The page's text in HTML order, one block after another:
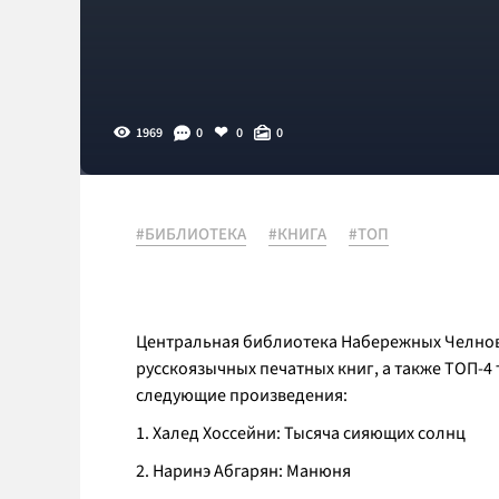
1969 0 0 0
#БИБЛИОТЕКА #КНИГА #ТОП
Центральная библиотека Набережных
русскоязычных печатных книг, а также ТОП-
следующие произведения:
1. Халед Хоссейни: Тысяча сияющих солнц
2. Наринэ Абгарян: Манюня